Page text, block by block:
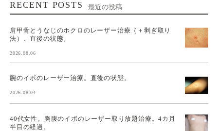
RECENT POSTS 最近の投稿
肩甲骨とうなじのホクロのレーザー治療（＋剥ぎ取り
法）、直後の状態。
2026.08.06
腕のイボのレーザー治療。直後の状態。
2026.08.04
40代女性。胸腹のイボのレーザー取り放題治療。4カ月
半目の経過。